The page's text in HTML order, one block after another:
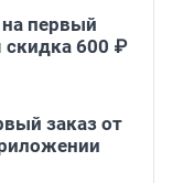
первый
скидка 600 ₽
заказ от